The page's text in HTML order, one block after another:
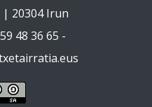
| 20304 Irun
48 36 65 -